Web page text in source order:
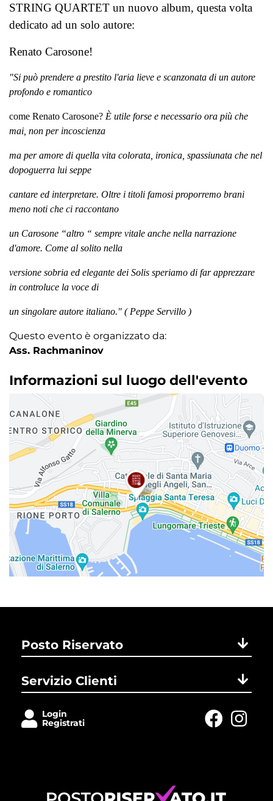
STRING QUARTET un nuovo album, questa volta
dedicato ad un solo autore:
Renato Carosone!
"Si può prendere a prestito l'aria lieve e scanzonata di un autore
profondo e romantico
come Renato Carosone? È utile forse e necessario ora più che
mai, non per incoscienza
ma per amore di quella vita colorata, ironica, spassiunata che nel
dopoguerra lui seppe
cantare ed interpretare. Oltre i titoli famosi proporremo brani
meno noti che ci raccontano
un Carosone “altro “ sempre vitale anche nella narrazione
d'amore. Come al solito nella
versione sobria ed elegante dei Solis speriamo di far apprezzare
in controluce la voce di
un singolare autore italiano." ( Peppe Servillo )
Questo evento è organizzato da:
Ass. Rachmaninov
Informazioni sul luogo dell'evento
Posto Riservato
Servizio Clienti
Login
Registrati